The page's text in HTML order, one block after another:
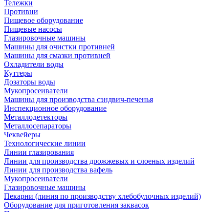
Тележки
Противни
Пищевое оборудование
Пищевые насосы
Глазировочные машины
Машины для очистки противней
Машины для смазки противней
Охладители воды
Куттеры
Дозаторы воды
Мукопросеиватели
Машины для производства сэндвич-печенья
Инспекционное оборудование
Металлодетекторы
Металлосепараторы
Чеквейеры
Технологические линии
Линии глазирования
Линии для производства дрожжевых и слоеных изделий
Линии для производства вафель
Мукопросеиватели
Глазировочные машины
Пекарни (линия по производству хлебобулочных изделий)
Оборудование для приготовления заквасок